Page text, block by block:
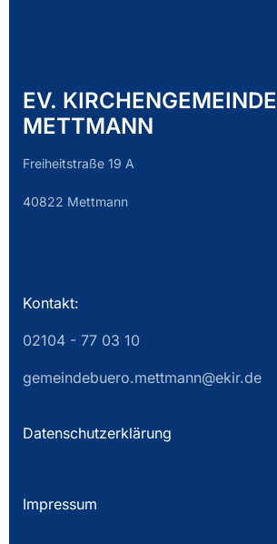
EV. KIRCHENGEMEINDE
METTMANN
Freiheitstraße 19 A
40822 Mettmann
Kontakt:
02104 - 77 03 10
gemeindebuero.mettmann@ekir.de
Datenschutzerklärung
Impressum